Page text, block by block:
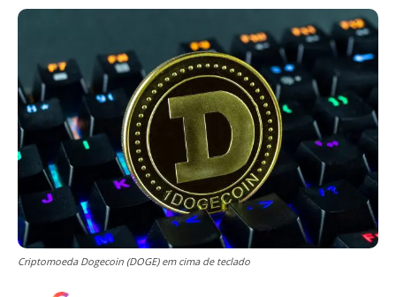
Criptomoeda Dogecoin (DOGE) em cima de teclado